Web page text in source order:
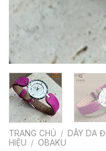
TRANG CHỦ / DÂY DA
HIỆU / OBAKU